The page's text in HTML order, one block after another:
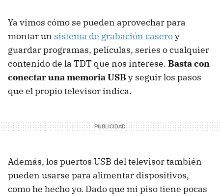
Ya vimos cómo se pueden aprovechar para
montar un sistema de grabación caseroy
guardar programas, películas, series o cualquier
contenido de la TDT que nos interese. Basta con
conectar una memoria USB y seguir los pasos
que el propio televisor indica.
Además, los puertos USB del televisor también
pueden usarse para alimentar dispositivos,
como he hecho yo. Dado que mi piso tiene pocas